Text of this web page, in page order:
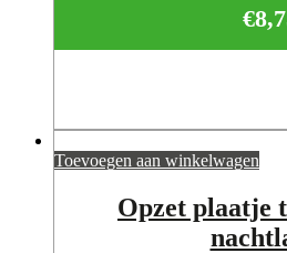
€
Toevoegen aan winkelwagen
Opzet plaatje